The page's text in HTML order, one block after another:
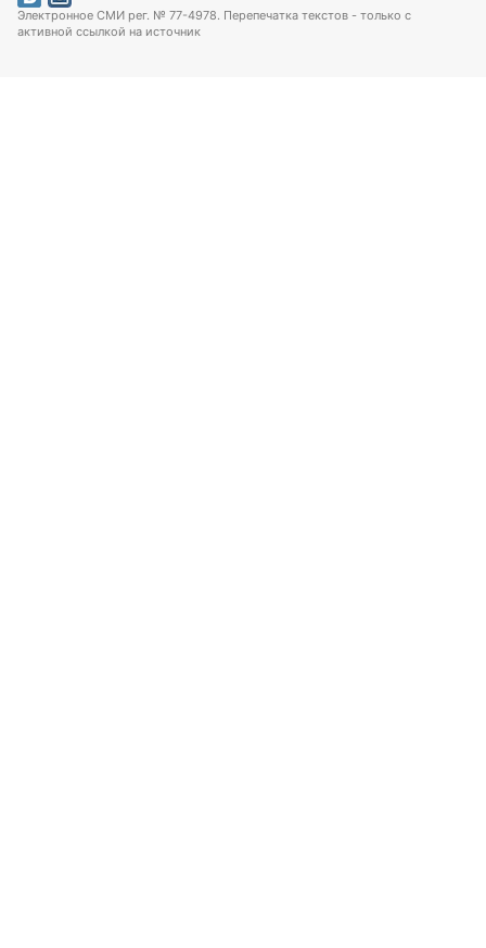
Электронное СМИ рег. № 77-4978. Перепечатка текстов - только с
активной ссылкой на источник